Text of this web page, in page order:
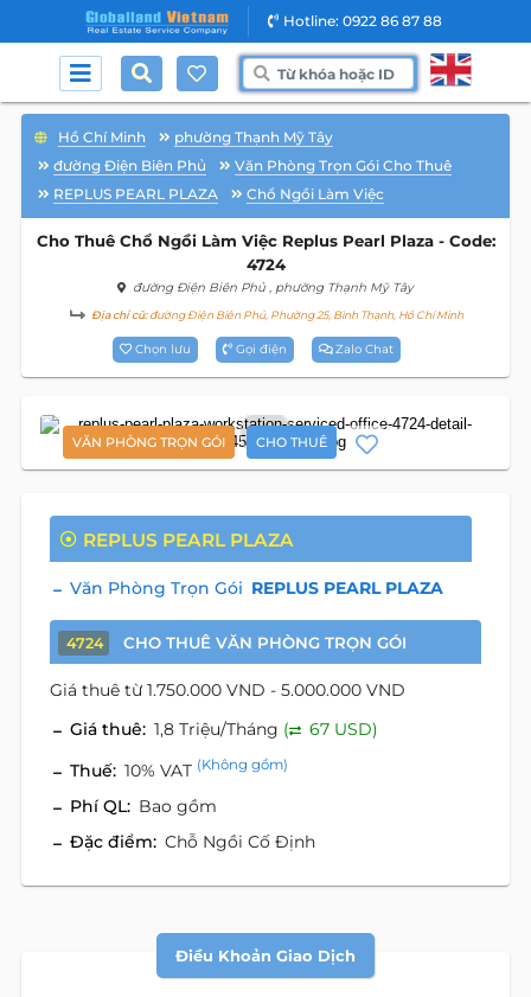
Hotline: 0922 86 87 88
Hồ Chí Minh
phường Thạnh Mỹ Tây
đường Điện Biên Phủ
Văn Phòng Trọn Gói Cho Thuê
REPLUS PEARL PLAZA
Chổ Ngồi Làm Việc
Cho Thuê Chổ Ngồi Làm Việc Replus Pearl Plaza - Code:
4724
đường Điện Biên Phủ , phường Thạnh Mỹ Tây
Địa chỉ cũ:đường Điện Biên Phủ, Phường 25, Bình Thạnh, Hồ Chí Minh
Chọn lưu Gọi điện Zalo Chat
VĂN PHÒNG TRỌN GÓI CHO THUÊ
7
REPLUS PEARL PLAZA
Văn Phòng Trọn Gói REPLUS PEARL PLAZA
4724 CHO THUÊ VĂN PHÒNG TRỌN GÓI
Giá thuê từ 1.750.000 VND - 5.000.000 VND
Giá thuê: 1,8 Triệu/Tháng (
67 USD)
Thuế: 10% VAT (Không gồm)
Phí QL: Bao gồm
Đặc điểm: Chỗ Ngồi Cố Định
Điều Khoản Giao Dịch